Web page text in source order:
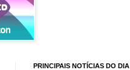
PRINCIPAIS NOTÍCIAS DO DIA